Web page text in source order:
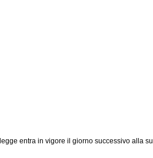
entra in vigore il giorno successivo alla